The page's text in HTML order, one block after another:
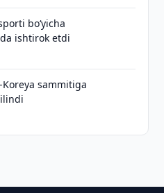
bo‘yicha
ishtirok etdi
sammitiga